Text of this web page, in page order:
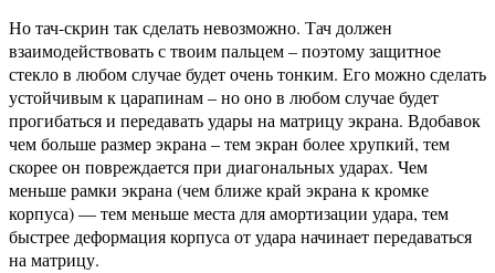
Но тач-скрин так сделать невозможно. Тач должен
взаимодействовать с твоим пальцем – поэтому защитное
стекло в любом случае будет очень тонким. Его можно сделать
устойчивым к царапинам – но оно в любом случае будет
прогибаться и передавать удары на матрицу экрана. Вдобавок
чем больше размер экрана – тем экран более хрупкий, тем
скорее он повреждается при диагональных ударах. Чем
меньше рамки экрана (чем ближе край экрана к кромке
корпуса) — тем меньше места для амортизации удара, тем
быстрее деформация корпуса от удара начинает передаваться
на матрицу.